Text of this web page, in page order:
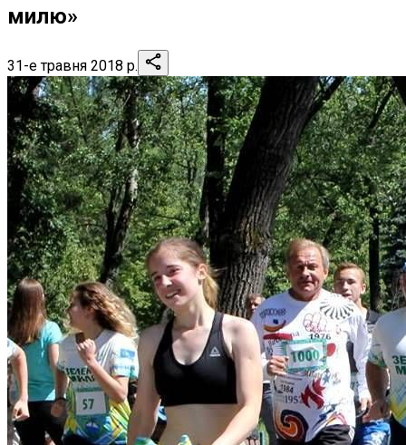
милю»
31-е травня 2018 р.